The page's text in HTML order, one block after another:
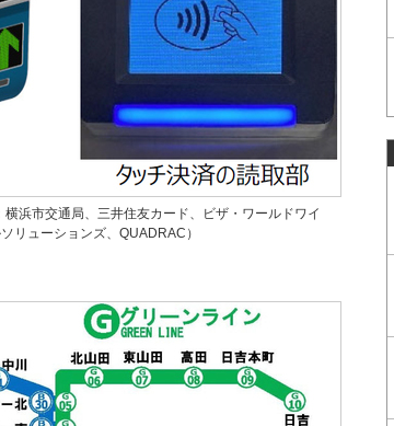
浜市交通局、三井住友カード、ビザ・ワールドワイ
リューションズ、QUADRAC）